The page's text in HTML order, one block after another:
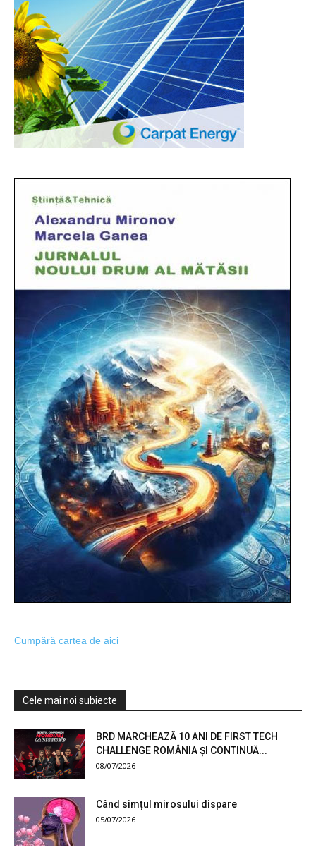
Cumpără cartea de aici
Cele mai noi subiecte
BRD MARCHEAZĂ 10 ANI DE FIRST TECH
CHALLENGE ROMÂNIA ȘI CONTINUĂ...
08/07/2026
Când simțul mirosului dispare
05/07/2026